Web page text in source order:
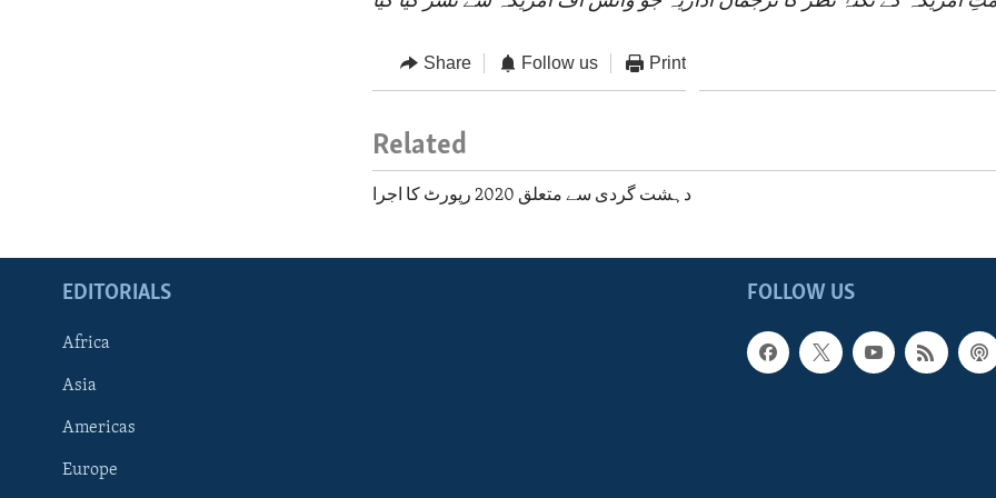
Share Follow us Print
Related
دہشت گردی سے متعلق 2020 رپورٹ کا اجرا
FOLLOW US
EDITORIALS
Africa
Asia
Americas
Europe